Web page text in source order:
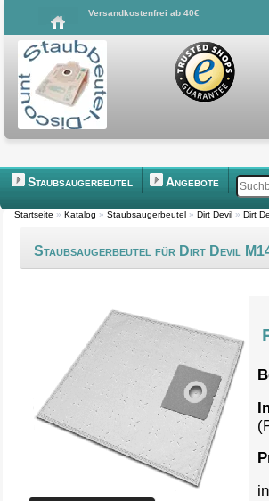
Versandkostenfrei ab 40€
Staubsaugerbeutel Angebote
Startseite » Katalog » Staubsaugerbeutel » Dirt Devil » Dirt
Staubsaugerbeutel für Dirt Devil